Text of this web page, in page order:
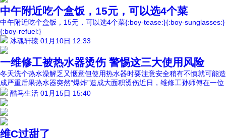
中午附近吃个盒饭，15元，可以选4个菜
中午附近吃个盒饭，15元，可以选4个菜{:boy-tease:}{:boy-sunglasses:}
{:boy-refuel:}
冰魂轩辕 01月10日 12:33
一维修工被热水器烫伤 警惕这三大使用风险
冬天洗个热水澡解乏又惬意但使用热水器时要注意安全稍有不慎就可能造
成严重后果热水器突然“爆炸”造成大面积烫伤近日，维修工孙师傅在一位
酷马生活 01月15日 15:40
维C过甜了